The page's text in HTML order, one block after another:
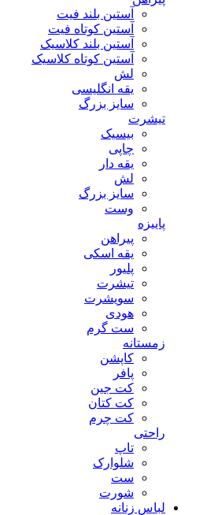
آستین بلند فیت
آستین کوتاه فیت
آستین بلند کلاسیک
آستین کوتاه کلاسیک
لش
یقه انگلیسی
سایز بزرگ
تیشرت
بیسیک
چاپی
یقه دار
لش
سایز بزرگ
وست
پاییزه
پیراهن
یقه اسکی
پلیور
تیشرت
سویشرت
هودی
ست گرم
زمستانه
کاپشن
پافر
کت جین
کت کتان
کت چرم
راحتی
تاپ
شلوارک
ست
شورت
لباس زنانه